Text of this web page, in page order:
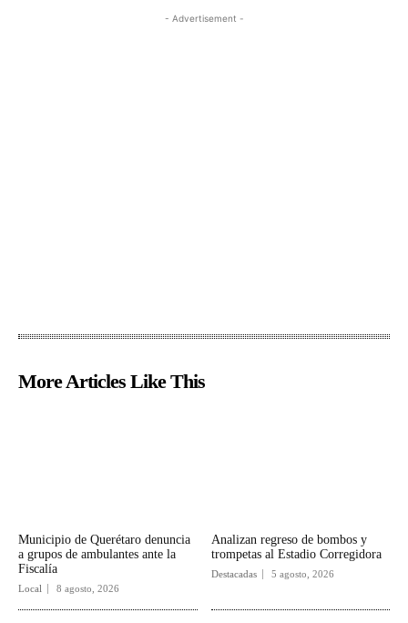
- Advertisement -
More Articles Like This
Municipio de Querétaro denuncia
a grupos de ambulantes ante la
Fiscalía
Local 8 agosto, 2026
Analizan regreso de bombos y
trompetas al Estadio Corregidora
Destacadas 5 agosto, 2026